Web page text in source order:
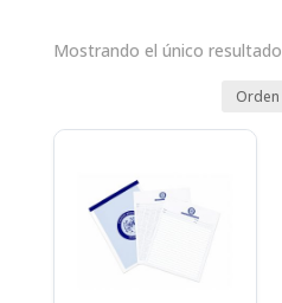
Mostrando el único resultado
Este
tiene
múltiples
variantes.